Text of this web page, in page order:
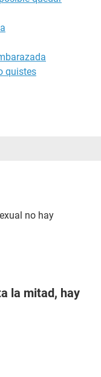
mareos,
de julio después de
me dicen que
a no quedar
ayúdenme
quistes
no hay
la mitad, hay